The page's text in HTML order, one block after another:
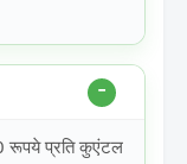
रूपये प्रति कुएंटल